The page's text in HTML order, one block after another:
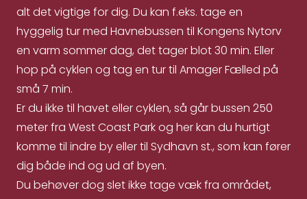
alt det vigtige for dig. Du kan f.eks. tage en
hyggelig tur med Havnebussen til Kongens Nytorv
en varm sommer dag, det tager blot 30 min. Eller
hop på cyklen og tag en tur til Amager Fælled på
små 7 min.
Er du ikke til havet eller cyklen, så går bussen 250
meter fra West Coast Park og her kan du hurtigt
komme til indre by eller til Sydhavn st., som kan fører
dig både ind og ud af byen.
Du behøver dog slet ikke tage væk fra området,